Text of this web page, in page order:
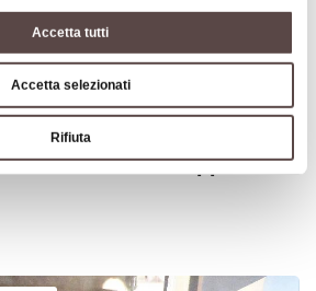
Accetta tutti
Accetta selezionati
Rifiuta
contadina dell’Appennino